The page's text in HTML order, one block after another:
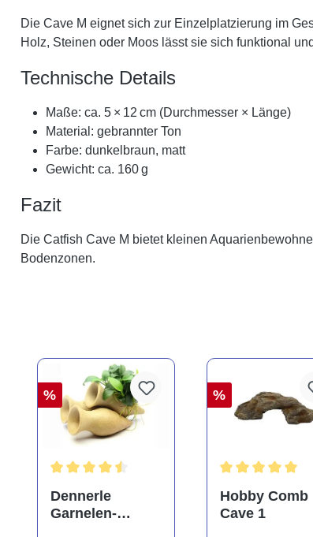
Die Cave M eignet sich zur Einzelplatzierung im
Holz, Steinen oder Moos lässt sie sich funktional
Technische Details
Maße: ca. 5 × 12 cm (Durchmesser × Länge)
Material: gebrannter Ton
Farbe: dunkelbraun, matt
Gewicht: ca. 160 g
Fazit
Die Catfish Cave M bietet kleinen
Bodenzonen.
%
Dennerle
Garnelen-
%
Hobby Comb
Cave 1